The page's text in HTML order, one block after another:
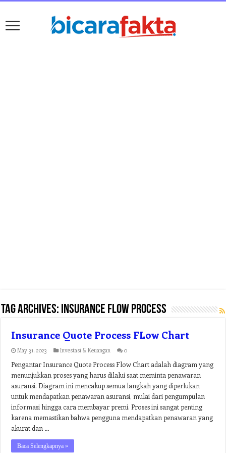
Tag Archives: insurance flow process
Insurance Quote Process FLow Chart
May 31, 2023 Investasi & Keuangan 0
Pengantar Insurance Quote Process Flow Chart adalah diagram yang
menunjukkan proses yang harus dilalui saat meminta penawaran
asuransi. Diagram ini mencakup semua langkah yang diperlukan
untuk mendapatkan penawaran asuransi, mulai dari pengumpulan
informasi hingga cara membayar premi. Proses ini sangat penting
karena memastikan bahwa pengguna mendapatkan penawaran yang
akurat dan …
Baca Selengkapnya »